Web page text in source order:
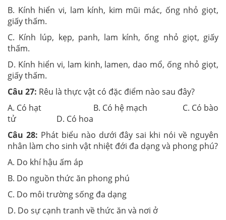
B. Kính hiển vi, lam kính, kim mũi mác, ống nhỏ giọt,
giấy thấm.
C. Kính lúp, kẹp, panh, lam kính, ống nhỏ giọt, giấy
thấm.
D. Kính hiển vi, lam kinh, lamen, dao mổ, ống nhỏ giọt,
giấy thấm.
Câu 27: Rêu là thực vật có đặc điểm nào sau đây?
A. Có hạt B. Có hệ mạch C. Có bào
tử D. Có hoa
Câu 28: Phát biểu nào dưới đây sai khi nói về nguyên
nhân làm cho sinh vật nhiệt đới đa dạng và phong phú?
A. Do khí hậu ấm áp
B. Do nguồn thức ăn phong phú
C. Do môi trường sống đa dạng
D. Do sự cạnh tranh về thức ăn và nơi ở